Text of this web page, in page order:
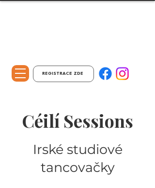
REGISTRACE ZDE
Céilí Sessions
Irské studiové
tancovačky